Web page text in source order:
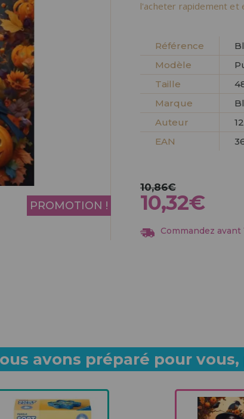
Allez-y! Nous vous
l'acheter rapidement et
Référence
Modèle
Taille
Marque
Auteur
EAN
PROMOTION !
10,86€
10,32€
Commandez
avons préparé pour